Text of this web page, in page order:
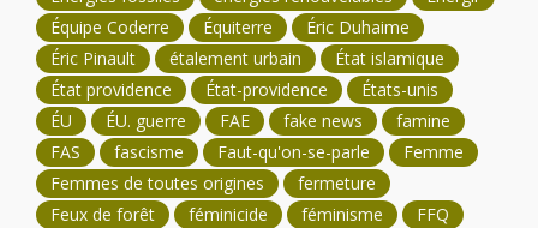
Équipe Coderre
Équiterre
Éric Duhaime
Éric Pinault
étalement urbain
État islamique
État providence
État-providence
États-unis
ÉU
ÉU. guerre FAE fake news
famine
FAS
fascisme Faut-qu'on-se-parle
Femme
Femmes de toutes origines
fermeture
Feux de forêt
féminicide féminisme
FFQ